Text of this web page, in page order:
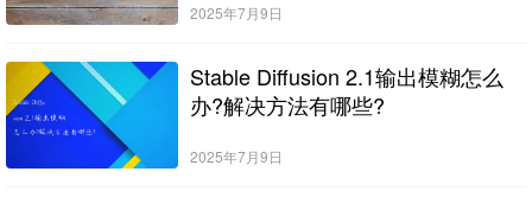
2025年7月9日
Stable Diffusion 2.1输出模糊怎么
办?解决方法有哪些?
2025年7月9日